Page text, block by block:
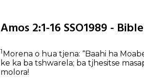
Amos 2:1-16 SSO1989 -
1Morena o hua tjena: “Baahi ha
ke ka ba tshwarela; ba tjhesitse
molora!